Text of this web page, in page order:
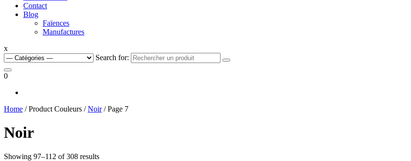
Contact
Blog
Faïences
Manufactures
x
Search for:
0
Home / Product Couleurs /Noir/ Page 7
Noir
Showing 97–112 of 308 results